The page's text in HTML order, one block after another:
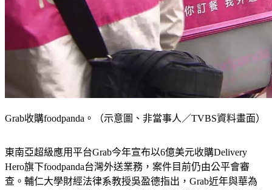
Grab收購foodpanda。（示意圖、非當事人／TVBS資料畫面）
東南亞超級應用平台Grab今年宣布以6億美元收購Delivery
Hero旗下foodpanda台灣外送業務，案件目前仍由公平會審
查。輔仁大學財經法律系教授吳盈德指出，Grab近年與華為